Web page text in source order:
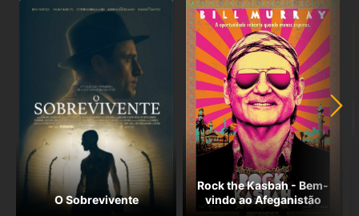
O Sobrevivente
Rock the Kasbah - Bem-
vindo ao Afeganistão